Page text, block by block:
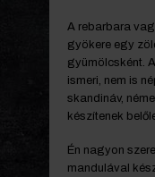
A rebarbara
gyökere egy
gyümölcsként.
ismeri, nem is
skandináv,
készítenek
Én nagyon
mandulával